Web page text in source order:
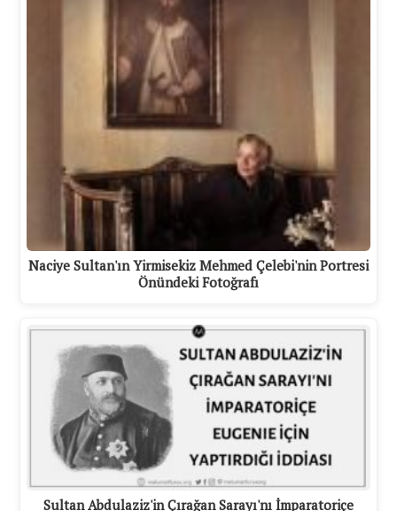
Naciye Sultan'ın Yirmisekiz Mehmed Çelebi'nin Portresi
Önündeki Fotoğrafı
Sultan Abdulaziz'in Çırağan Sarayı'nı İmparatoriçe